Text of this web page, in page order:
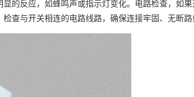
的反应，如蜂鸣声或指示灯变化。电路检查，如
查与开关相连的电路线路，确保连接牢固、无断路